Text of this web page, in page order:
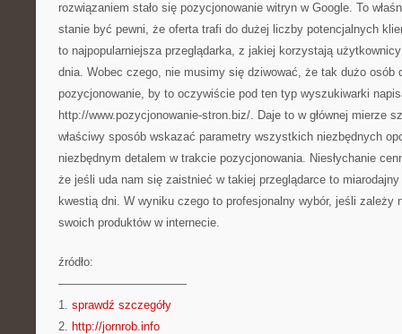
rozwiązaniem stało się pozycjonowanie witryn w Google. To
stanie być pewni, że oferta trafi do dużej liczby potencjalnych
to najpopularniejsza przeglądarka, z jakiej korzystają
dnia. Wobec czego, nie musimy się dziwować, że tak dużo osób
pozycjonowanie, by to oczywiście pod ten typ wyszukiwarki
http://www.pozycjonowanie-stron.biz/. Daje to w głównej mierze
właściwy sposób wskazać parametry wszystkich niezbędnych
niezbędnym detalem w trakcie pozycjonowania. Niesłychanie
że jeśli uda nam się zaistnieć w takiej przeglądarce to
kwestią dni. W wyniku czego to profesjonalny wybór, jeśli zależy
swoich produktów w internecie.
źródło:
———————————
1. sprawdź szczegóły
2. http://jornrob.info